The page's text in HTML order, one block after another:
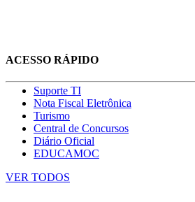
ACESSO RÁPIDO
Suporte TI
Nota Fiscal Eletrônica
Turismo
Central de Concursos
Diário Oficial
EDUCAMOC
VER TODOS